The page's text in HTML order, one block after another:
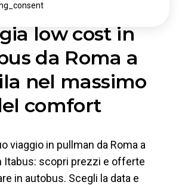
low cost in
da Roma a
nel massimo
comfort
viaggio in pullman da Roma a
Itabus: scopri prezzi e offerte
in autobus. Scegli la data e